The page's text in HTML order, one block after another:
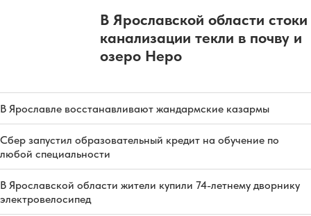
В Ярославской области стоки
канализации текли в почву и
озеро Неро
В Ярославле восстанавливают жандармские казармы
Сбер запустил образовательный кредит на обучение по
любой специальности
В Ярославской области жители купили 74-летнему дворнику
электровелосипед